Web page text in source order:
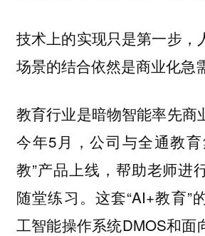
技术上的实现只是第一步，
场景的结合依然是商业化急
教育行业是暗物智能率先商
今年5月，公司与全通教
教”产品上线，帮助老师进
随堂练习。这套“AI+教育”
工智能操作系统DMOS和面